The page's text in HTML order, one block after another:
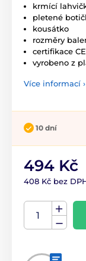
krmící
pletené
kousátko
rozměry
certifikace CE
vyrobeno z
Více informací ›
10 dní
494 Kč
408 Kč bez